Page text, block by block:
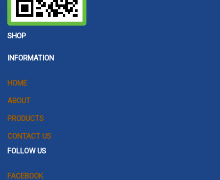
SHOP
INFORMATION
HOME
ABOUT
PRODUCTS
CONTACT US
FOLLOW US
FACEBOOK